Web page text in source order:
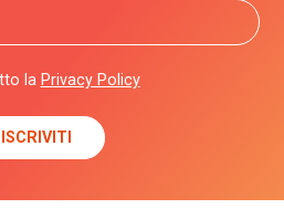
la Privacy Policy